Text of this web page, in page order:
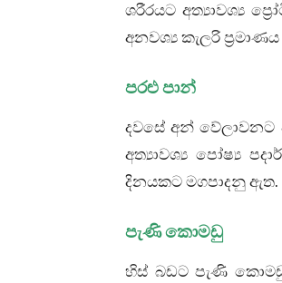
ශරීරයට අත්‍යාවශ්‍ය
අනවශ්‍ය කැලරි
පරළු පාන්
දවසේ අන් වේලාවනට
අත්‍යාවශ්‍ය පෝෂ්‍ය
දිනයකට මගපාදනු ඇත.
පැණි කොමඩු
හිස් බඩට පැණි